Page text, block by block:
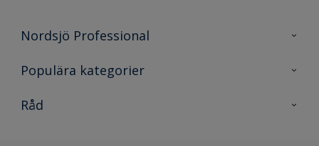
Nordsjö Professional
Kontakta oss
Projekt
Populära kategorier
Nordsjö
Råd